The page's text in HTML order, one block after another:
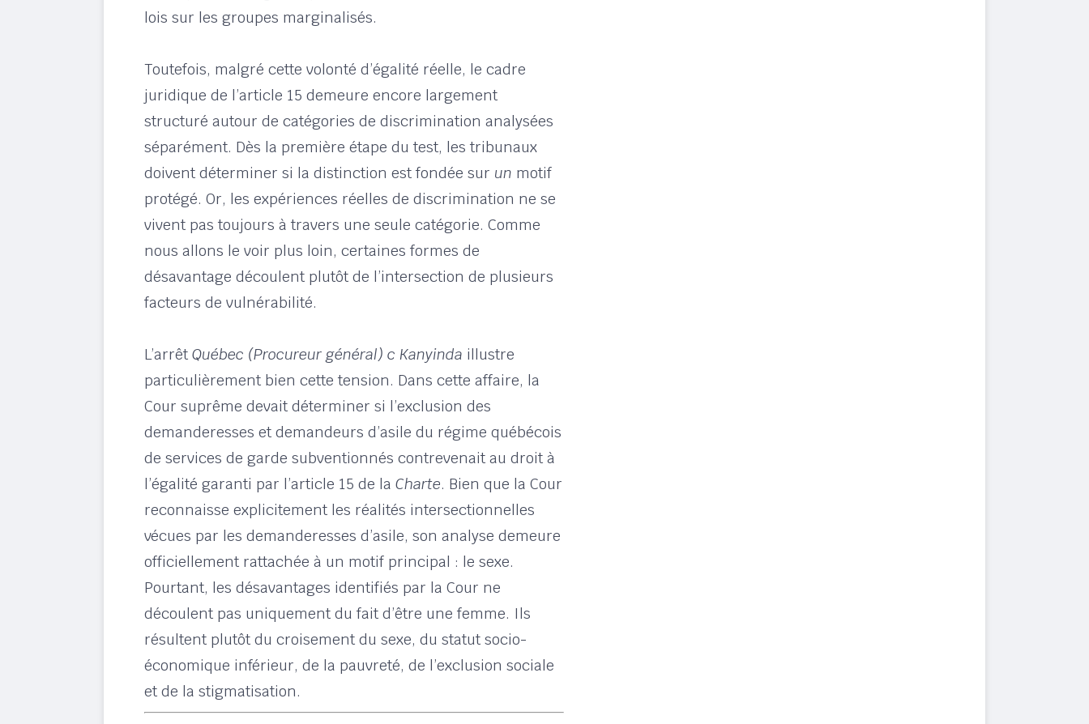
lois sur les groupes marginalisés.
Toutefois, malgré cette volonté d’égalité réelle, le cadre
juridique de l’article 15 demeure encore largement
structuré autour de catégories de discrimination analysées
séparément. Dès la première étape du test, les tribunaux
doivent déterminer si la distinction est fondée sur un motif
protégé. Or, les expériences réelles de discrimination ne se
vivent pas toujours à travers une seule catégorie. Comme
nous allons le voir plus loin, certaines formes de
désavantage découlent plutôt de l’intersection de plusieurs
facteurs de vulnérabilité.
L’arrêt Québec (Procureur général) c Kanyinda illustre
particulièrement bien cette tension. Dans cette affaire, la
Cour suprême devait déterminer si l’exclusion des
demanderesses et demandeurs d’asile du régime québécois
de services de garde subventionnés contrevenait au droit à
l’égalité garanti par l’article 15 de la Charte. Bien que la Cour
reconnaisse explicitement les réalités intersectionnelles
vécues par les demanderesses d’asile, son analyse demeure
officiellement rattachée à un motif principal : le sexe.
Pourtant, les désavantages identifiés par la Cour ne
découlent pas uniquement du fait d’être une femme. Ils
résultent plutôt du croisement du sexe, du statut socio-
économique inférieur, de la pauvreté, de l’exclusion sociale
et de la stigmatisation.